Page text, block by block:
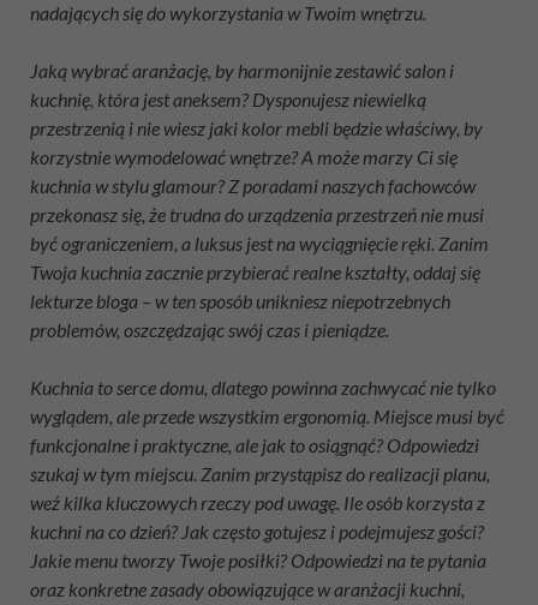
nadających się do wykorzystania w Twoim wnętrzu.
Jaką wybrać aranżację, by harmonijnie zestawić salon i
kuchnię, która jest aneksem? Dysponujesz niewielką
przestrzenią i nie wiesz jaki kolor mebli będzie właściwy, by
korzystnie wymodelować wnętrze? A może marzy Ci się
kuchnia w stylu glamour? Z poradami naszych fachowców
przekonasz się, że trudna do urządzenia przestrzeń nie musi
być ograniczeniem, a luksus jest na wyciągnięcie ręki. Zanim
Twoja kuchnia zacznie przybierać realne kształty, oddaj się
lekturze bloga – w ten sposób unikniesz niepotrzebnych
problemów, oszczędzając swój czas i pieniądze.
Kuchnia to serce domu, dlatego powinna zachwycać nie tylko
wyglądem, ale przede wszystkim ergonomią. Miejsce musi być
funkcjonalne i praktyczne, ale jak to osiągnąć? Odpowiedzi
szukaj w tym miejscu. Zanim przystąpisz do realizacji planu,
weź kilka kluczowych rzeczy pod uwagę. Ile osób korzysta z
kuchni na co dzień? Jak często gotujesz i podejmujesz gości?
Jakie menu tworzy Twoje posiłki? Odpowiedzi na te pytania
oraz konkretne zasady obowiązujące w aranżacji kuchni,